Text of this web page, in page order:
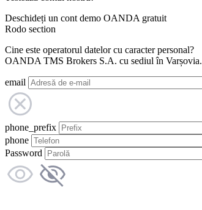
Deschideți un cont demo OANDA gratuit
Rodo section
Cine este operatorul datelor cu caracter personal?
OANDA TMS Brokers S.A. cu sediul în Varșovia.
email
phone_prefix
phone
Password